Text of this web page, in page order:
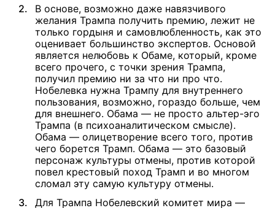
В основе, возможно даже навязчивого
желания Трампа получить премию, лежит не
только гордыня и самовлюбленность, как это
оценивает большинство экспертов. Основой
является нелюбовь к Обаме, который, кроме
всего прочего, с точки зрения Трампа,
получил премию ни за что ни про что.
Нобелевка нужна Трампу для внутреннего
пользования, возможно, гораздо больше, чем
для внешнего. Обама — не просто альтер-эго
Трампа (в психоаналитическом смысле).
Обама — олицетворение всего того, против
чего борется Трамп. Обама — это базовый
персонаж культуры отмены, против которой
повел крестовый поход Трамп и во многом
сломал эту самую культуру отмены.
Для Трампа Нобелевский комитет мира —